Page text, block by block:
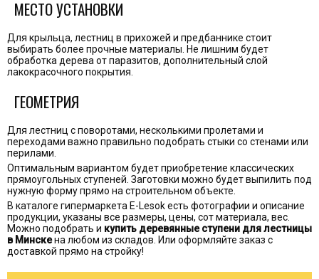
МЕСТО УСТАНОВКИ
Для крыльца, лестниц в прихожей и предбаннике стоит
выбирать более прочные материалы. Не лишним будет
обработка дерева от паразитов, дополнительный слой
лакокрасочного покрытия.
ГЕОМЕТРИЯ
Для лестниц с поворотами, несколькими пролетами и
переходами важно правильно подобрать стыки со стенами или
перилами.
Оптимальным вариантом будет приобретение классических
прямоугольных ступеней. Заготовки можно будет выпилить под
нужную форму прямо на строительном объекте.
В каталоге гипермаркета E-Lesok есть фотографии и описание
продукции, указаны все размеры, цены, сот материала, вес.
Можно подобрать и купить деревянные ступени для лестницы
в Минскена любом из складов. Или оформляйте заказ с
доставкой прямо на стройку!